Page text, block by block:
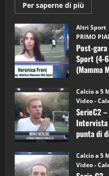
Per saperne di più
Post-
gara
Melia
–
Mia
Sport
6)
–
a
mister
Arturo
Altri Sport
PRIMO
Post-
Sport (4-
(Mamma
Calcio a 5
Video -
SerieC2
punta di
Calcio a 5
Video -
3
(Martedi
21/04/
4
(Martedi
15/04/
(Martedi